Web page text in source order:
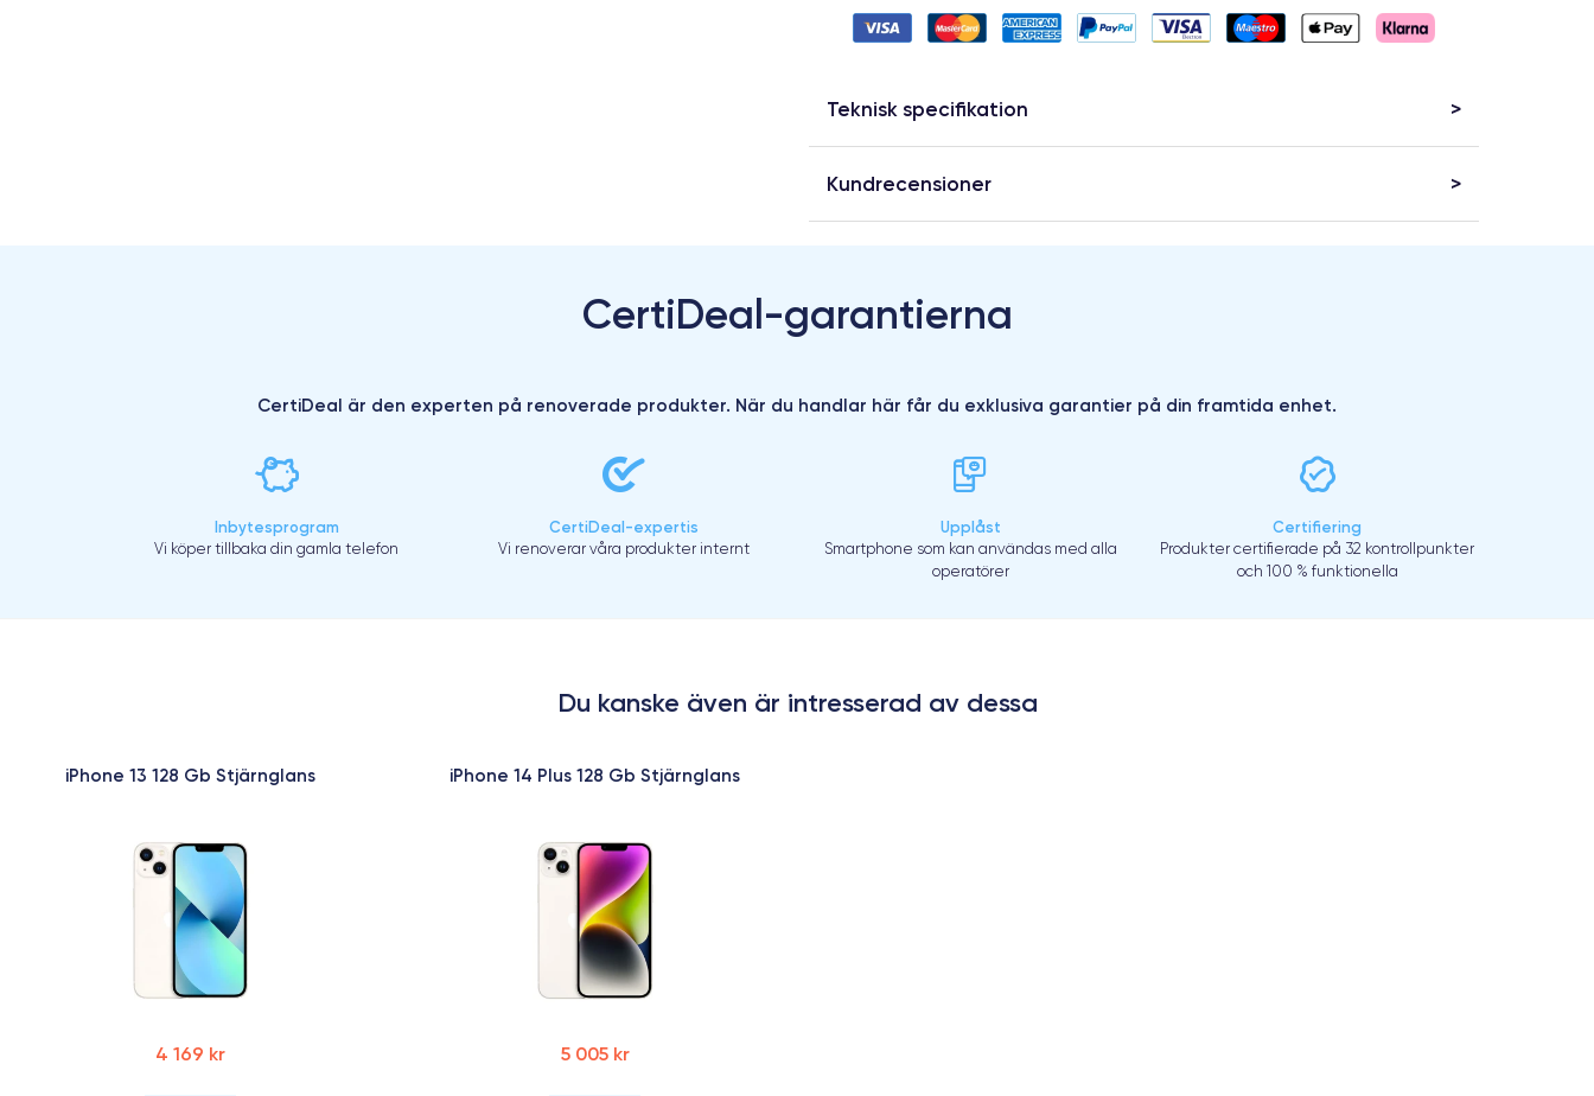
Teknisk specifikation
Kundrecensioner
CertiDeal-garantierna
CertiDeal är den experten på renoverade produkter. När du handlar här får du exklusiva garantier på din framtida enhet.
Inbytesprogram
Vi köper tillbaka din gamla telefon
CertiDeal-expertis
Vi renoverar våra produkter internt
Upplåst
Smartphone som kan användas med alla
operatörer
Certifiering
Produkter certifierade på 32 kontrollpunkter
och 100 % funktionella
Du kanske även är intresserad av dessa
iPhone 13 128 Gb Stjärnglans
4 169 kr
iPhone 14 Plus 128 Gb Stjärnglans
5 005 kr